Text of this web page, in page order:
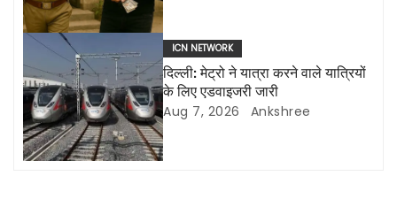
i
o
n
ICN NETWORK
दिल्ली: मेट्रो ने यात्रा करने वाले यात्रियों
के लिए एडवाइजरी जारी
Aug 7, 2026 Ankshree